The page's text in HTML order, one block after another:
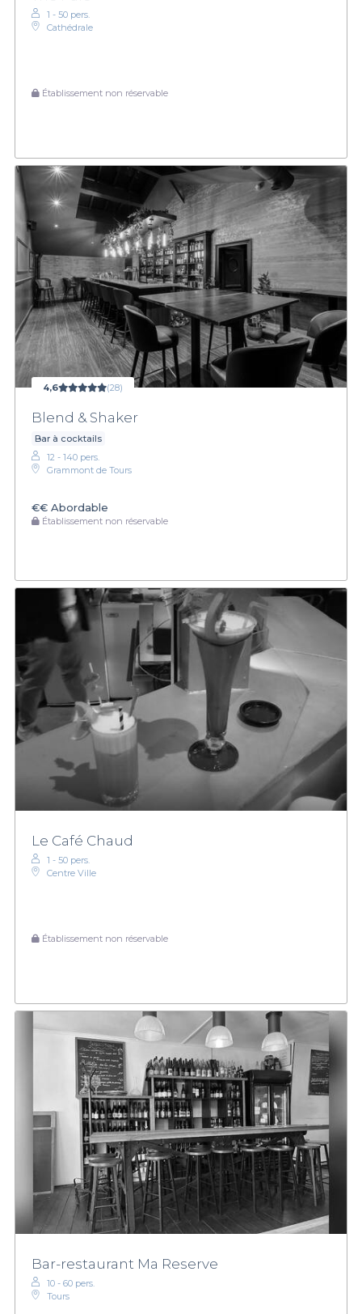
1 - 50 pers.
Cathédrale
Établissement non réservable
4,6 (28)
Blend & Shaker
Bar à cocktails
12 - 140 pers.
Grammont de Tours
€€ Abordable
Établissement non réservable
Le Café Chaud
1 - 50 pers.
Centre Ville
Établissement non réservable
Bar-restaurant Ma Reserve
10 - 60 pers.
Tours